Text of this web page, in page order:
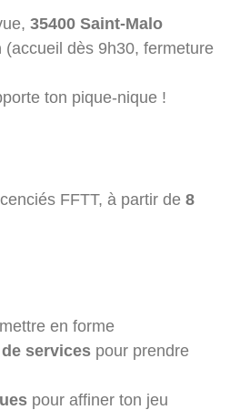
35400 Saint-Malo
(accueil dès 9h30, fermeture
ton pique-nique !
FFTT, à partir de 8
en forme
services pour prendre
pour affiner ton jeu